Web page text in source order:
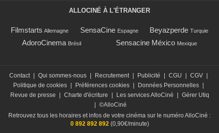
ALLOCINÉ À L'ÉTRANGER
Filmstarts Allemagne SensaCine Espagne Beyazperde Turquie
AdoroCinema Brésil Sensacine México Mexique
Contact Qui sommes-nous Recrutement Publicité CGU CGV
Politique de cookies
Préférences cookies Données Personnelles
Revue de presse
Charte d'écriture Les services AlloCiné
Gérer Utiq
©AlloCiné
Retrouvez tous les horaires et infos de votre cinéma sur le numéro AlloCiné :
0 892 892 892(0,90€/minute)